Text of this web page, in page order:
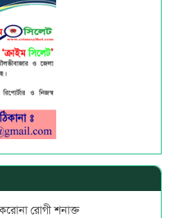
রোগী শনাক্ত